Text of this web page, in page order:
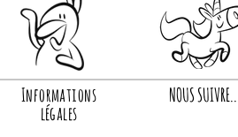
Informations
légales
NOUS SUIVRE...